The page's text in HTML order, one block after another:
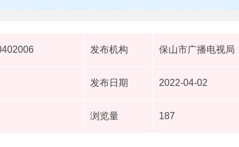
发布机构 保山市广播电视局
发布日期 2022-04-02
浏览量 187